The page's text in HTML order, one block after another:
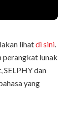
lihatdi sini
perangkat lunak
SELPHY dan
yang